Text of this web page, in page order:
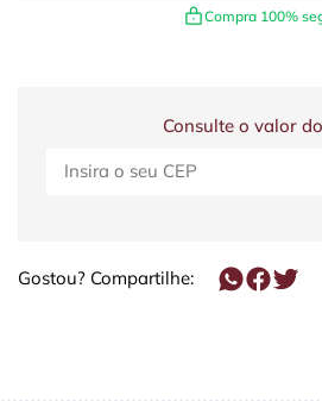
Compra 100%
Consulte o valor
Gostou? Compartilhe: